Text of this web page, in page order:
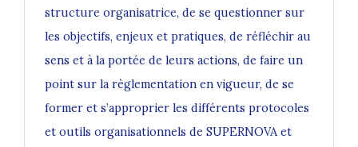
structure organisatrice, de se questionner sur
les objectifs, enjeux et pratiques, de réfléchir au
sens et à la portée de leurs actions, de faire un
point sur la règlementation en vigueur, de se
former et s’approprier les différents protocoles
et outils organisationnels de SUPERNOVA et